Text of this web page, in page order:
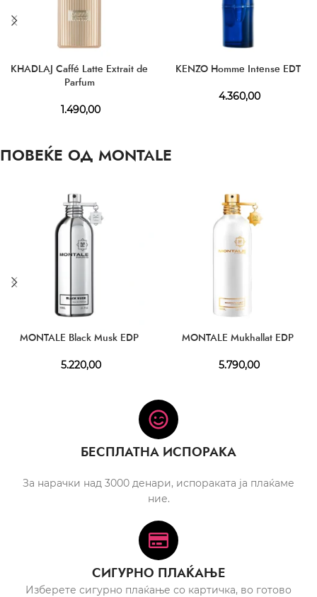
KHADLAJ Caffé Latte Extrait de
Parfum
1.490,00
KENZO Homme Intense EDT
4.360,00
ПОВЕЌЕ ОД MONTALE
MONTALE Black Musk EDP
5.220,00
MONTALE Mukhallat EDP
5.790,00
БЕСПЛАТНА ИСПОРАКА
За нарачки над 3000 денари, испораката ја плаќаме
ние.
СИГУРНО ПЛАЌАЊЕ
Изберете сигурно плаќање со картичка, во готово